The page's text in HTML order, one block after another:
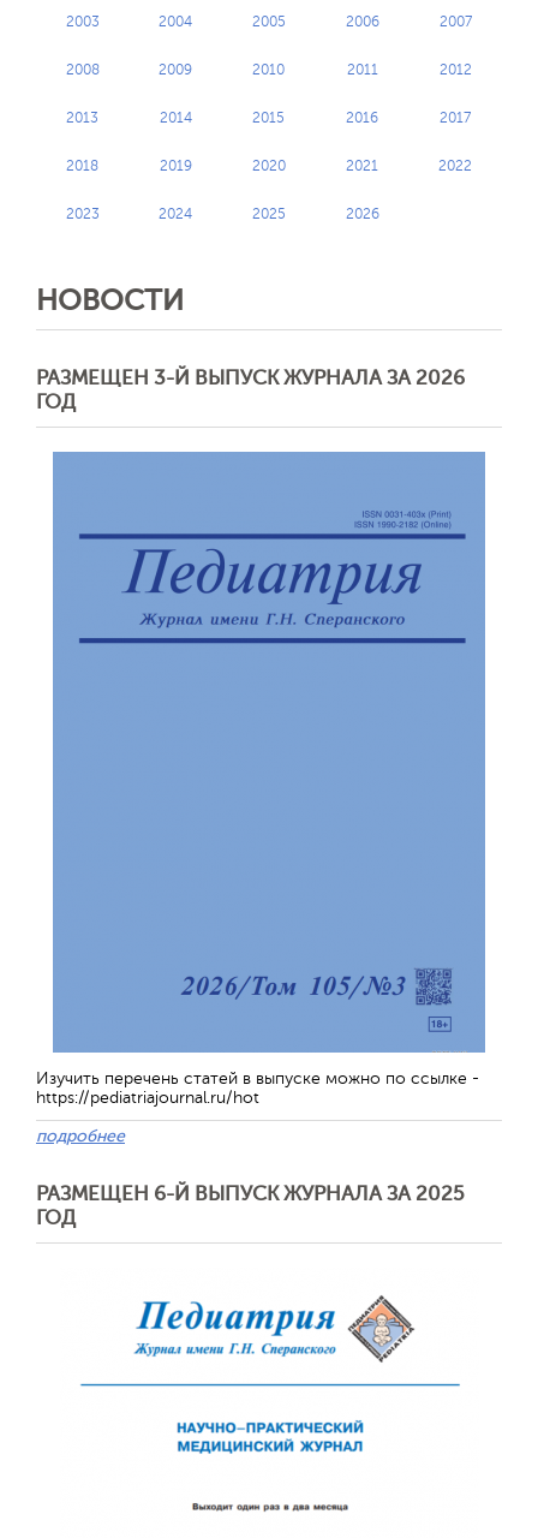
2003 2004 2005 2006 2007
2008 2009 2010 2011 2012
2013 2014 2015 2016 2017
2018 2019 2020 2021 2022
2023 2024 2025 2026
НОВОСТИ
РАЗМЕЩЕН 3-Й ВЫПУСК ЖУРНАЛА ЗА 2026
ГОД
Изучить перечень статей в выпуске можно по ссылке -
https://pediatriajournal.ru/hot
подробнее
РАЗМЕЩЕН 6-Й ВЫПУСК ЖУРНАЛА ЗА 2025
ГОД